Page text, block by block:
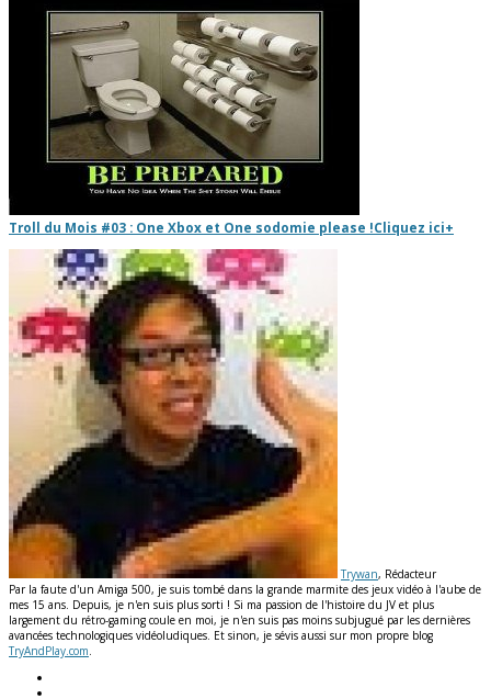
Troll du Mois #03 : One Xbox et One sodomie please !Cliquez ici+
Trywan, Rédacteur
Par la faute d'un Amiga 500, je suis tombé dans la grande marmite des jeux vidéo à l'aube de
mes 15 ans. Depuis, je n'en suis plus sorti ! Si ma passion de l'histoire du JV et plus
largement du rétro-gaming coule en moi, je n'en suis pas moins subjugué par les dernières
avancées technologiques vidéoludiques. Et sinon, je sévis aussi sur mon propre blog
TryAndPlay.com.